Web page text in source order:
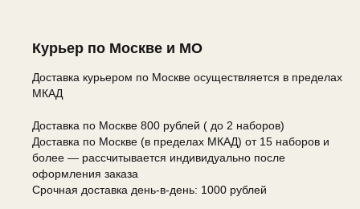
Курьер по Москве и МО
Доставка курьером по Москве осуществляется в пределах
МКАД
Доставка по Москве 800 рублей ( до 2 наборов)
Доставка по Москве (в пределах МКАД) от 15 наборов и
более — рассчитывается индивидуально после
оформления заказа
Срочная доставка день-в-день: 1000 рублей